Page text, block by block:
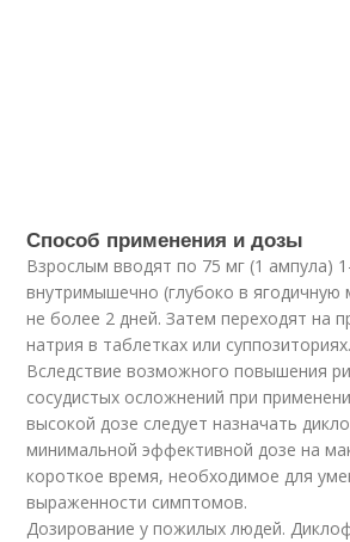
Способ применения и дозы
Взрослым вводят по 75 мг (1 ампула)
внутримышечно (глубоко в ягодичную
не более 2 дней. Затем переходят на
натрия в таблетках или суппозиториях.
Вследствие возможного повышения
сосудистых осложнений при
высокой дозе следует назначать
минимальной эффективной дозе на
короткое время, необходимое для
выраженности симптомов.
Дозирование у пожилых людей.